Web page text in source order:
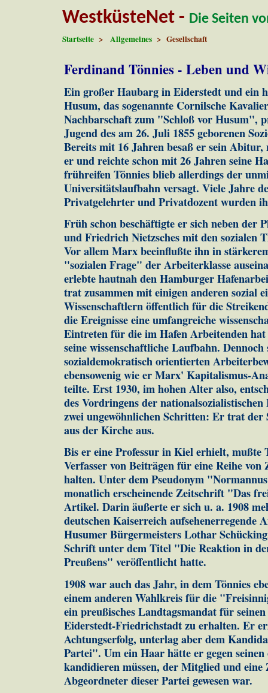
WestküsteNet - Die Seiten
Startseite >Allgemeines > Gesellschaft
Ferdinand Tönnies - Leben und
Ein großer Haubarg in Eiderstedt und ein
Husum, das sogenannte Cornilsche
Nachbarschaft zum "Schloß vor Husum",
Jugend des am 26. Juli 1855 geborenen
Bereits mit 16 Jahren besaß er sein
er und reichte schon mit 26 Jahren seine
frühreifen Tönnies blieb allerdings der
Universitätslaufbahn versagt. Viele Jahre
Privatgelehrter und Privatdozent wurden
Früh schon beschäftigte er sich neben der
und Friedrich Nietzsches mit den sozialen
Vor allem Marx beeinflußte ihn in
"sozialen Frage" der Arbeiterklasse
erlebte hautnah den Hamburger
trat zusammen mit einigen anderen sozial
Wissenschaftlern öffentlich für die
die Ereignisse eine umfangreiche
Eintreten für die im Hafen Arbeitenden
seine wissenschaftliche Laufbahn.
sozialdemokratisch orientierten
ebensowenig wie er Marx' Kapitalismus-
teilte. Erst 1930, im hohen Alter also,
des Vordringens der nationalsozialistischen
zwei ungewöhnlichen Schritten: Er trat
aus der Kirche aus.
Bis er eine Professur in Kiel erhielt, mußte
Verfasser von Beiträgen für eine Reihe
halten. Unter dem Pseudonym
monatlich erscheinende Zeitschrift "Das
Artikel. Darin äußerte er sich u. a. 1908
deutschen Kaiserreich aufsehenerregende
Husumer Bürgermeisters Lothar
Schrift unter dem Titel "Die Reaktion in
Preußens" veröffentlicht hatte.
1908 war auch das Jahr, in dem Tönnies
einem anderen Wahlkreis für die
ein preußisches Landtagsmandat für
Eiderstedt-Friedrichstadt zu erhalten. Er
Achtungserfolg, unterlag aber dem
Partei". Um ein Haar hätte er gegen
kandidieren müssen, der Mitglied und eine
Abgeordneter dieser Partei gewesen war.